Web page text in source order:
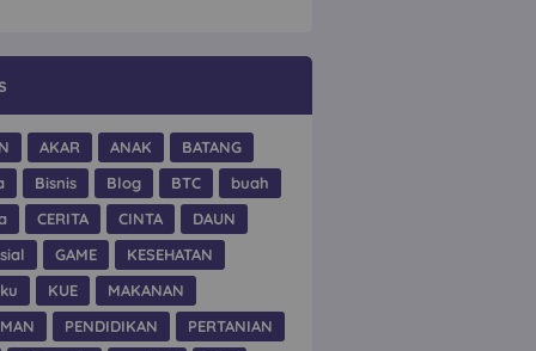
AKAR ANAK
BATANG
Bisnis Blog BTC
buah
CERITA CINTA
DAUN
GAME
KESEHATAN
KUE
MAKANAN
PENDIDIKAN
PERTANIAN